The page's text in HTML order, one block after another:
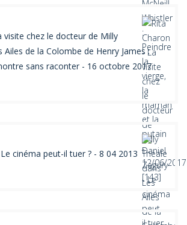
visite chez le docteur de Milly
Ailes de la Colombe de Henry James :
sans raconter - 16 octobre 2017
cinéma peut-il tuer ? - 8 04 2013